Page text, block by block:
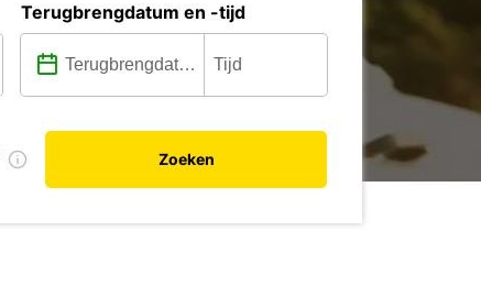
Terugbrengdatum en -tijd
Zoeken